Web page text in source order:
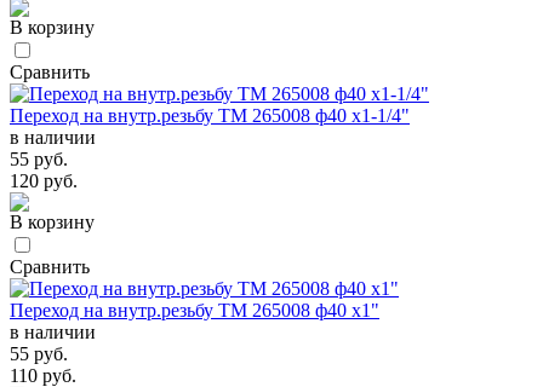
В корзину
Сравнить
Переход на внутр.резьбу TM 265008 ф40 х1-1/4"
в наличии
55 руб.
120 руб.
В корзину
Сравнить
Переход на внутр.резьбу TM 265008 ф40 х1"
в наличии
55 руб.
110 руб.